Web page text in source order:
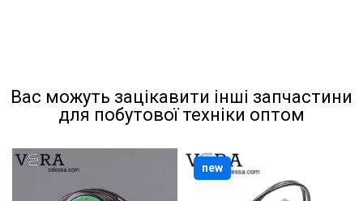
Вас можуть зацікавити інші запчастини
для побутової техніки оптом
new